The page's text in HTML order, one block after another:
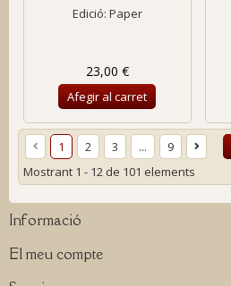
Edició: Paper
23,00 €
Afegir al carret
1 2 3 ...
9
Mostrant 1 - 12 de 101 elements
Informació
El meu compte